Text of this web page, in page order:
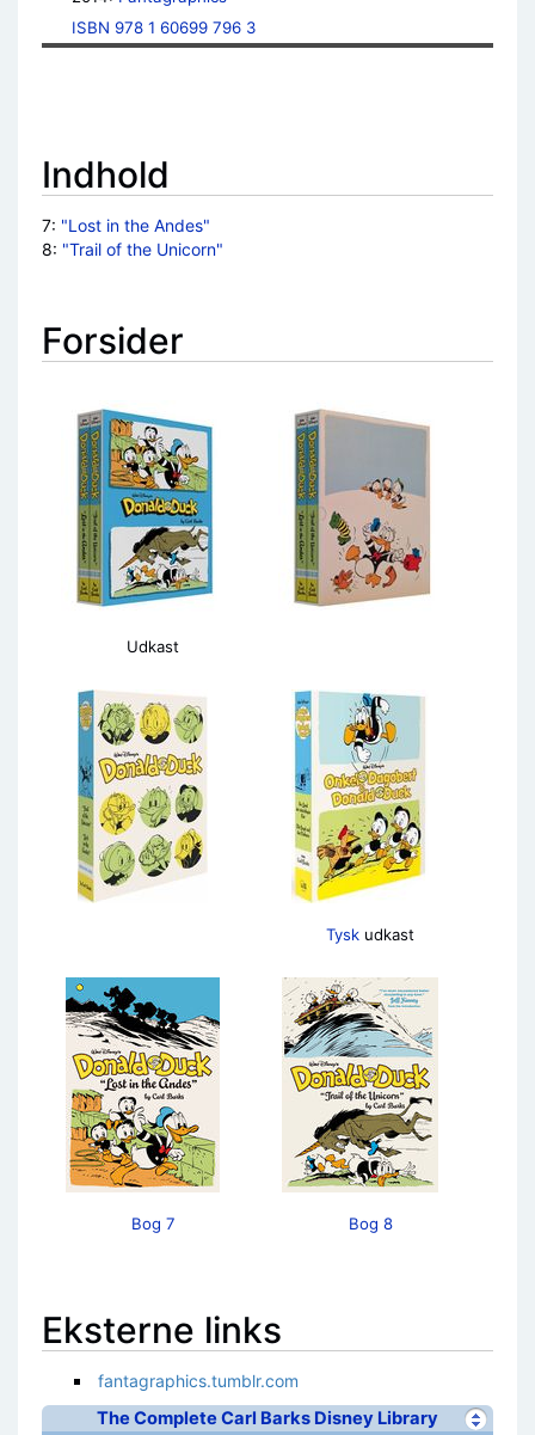
ISBN 978 1 60699 796 3
Indhold
7: "Lost in the Andes"
8: "Trail of the Unicorn"
Forsider
Udkast
Tysk udkast
Bog 7 Bog 8
Eksterne links
fantagraphics.tumblr.com
The Complete Carl Barks Disney Library